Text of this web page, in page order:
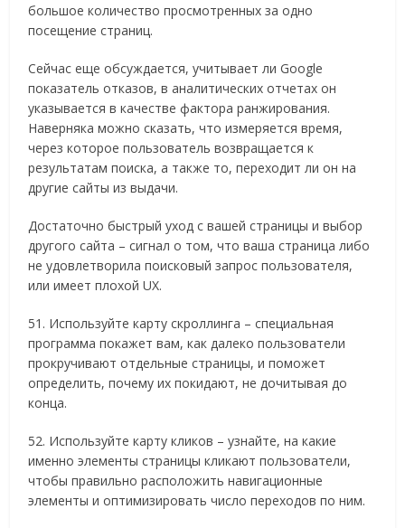
большое количество просмотренных за одно
посещение страниц.
Сейчас еще обсуждается, учитывает ли Google
показатель отказов, в аналитических отчетах он
указывается в качестве фактора ранжирования.
Наверняка можно сказать, что измеряется время,
через которое пользователь возвращается к
результатам поиска, а также то, переходит ли он на
другие сайты из выдачи.
Достаточно быстрый уход с вашей страницы и выбор
другого сайта – сигнал о том, что ваша страница либо
не удовлетворила поисковый запрос пользователя,
или имеет плохой UX.
51. Используйте карту скроллинга – специальная
программа покажет вам, как далеко пользователи
прокручивают отдельные страницы, и поможет
определить, почему их покидают, не дочитывая до
конца.
52. Используйте карту кликов – узнайте, на какие
именно элементы страницы кликают пользователи,
чтобы правильно расположить навигационные
элементы и оптимизировать число переходов по ним.